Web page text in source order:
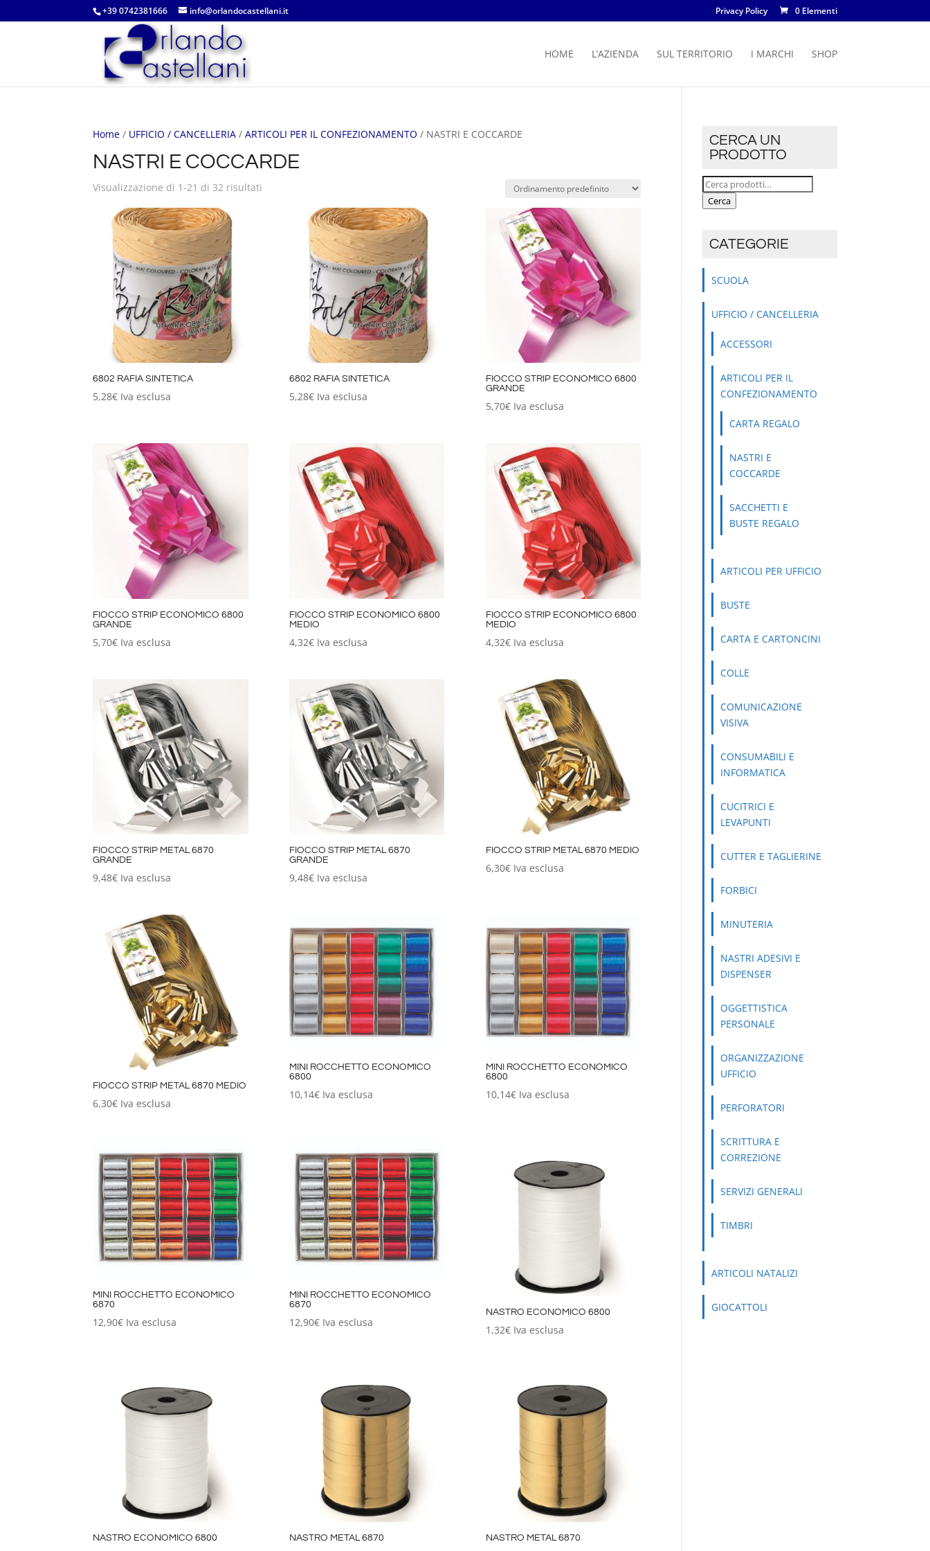
+39 0742381666 info@orlandocastellani.it Privacy Policy 0 Elementi
HOME L’AZIENDA SUL TERRITORIO I MARCHI SHOP
Home / UFFICIO / CANCELLERIA /ARTICOLI PER IL CONFEZIONAMENTO / NASTRI E COCCARDE
NASTRI E COCCARDE
Visualizzazione di 1-21 di 32 risultati
6802 RAFIA SINTETICA
5,28€ Iva esclusa
6802 RAFIA SINTETICA
5,28€ Iva esclusa
FIOCCO STRIP ECONOMICO 6800
GRANDE
5,70€ Iva esclusa
FIOCCO STRIP ECONOMICO 6800
GRANDE
5,70€ Iva esclusa
FIOCCO STRIP ECONOMICO 6800
MEDIO
4,32€ Iva esclusa
FIOCCO STRIP ECONOMICO 6800
MEDIO
4,32€ Iva esclusa
FIOCCO STRIP METAL 6870
GRANDE
9,48€ Iva esclusa
FIOCCO STRIP METAL 6870
GRANDE
9,48€ Iva esclusa
FIOCCO STRIP METAL 6870 MEDIO
6,30€ Iva esclusa
FIOCCO STRIP METAL 6870 MEDIO
6,30€ Iva esclusa
MINI ROCCHETTO ECONOMICO
6800
10,14€ Iva esclusa
MINI ROCCHETTO ECONOMICO
6800
10,14€ Iva esclusa
MINI ROCCHETTO ECONOMICO
6870
12,90€ Iva esclusa
MINI ROCCHETTO ECONOMICO
6870
12,90€ Iva esclusa
NASTRO ECONOMICO 6800
1,32€ Iva esclusa
NASTRO ECONOMICO 6800 NASTRO METAL 6870 NASTRO METAL 6870
CERCA UN
PRODOTTO
Cerca:
Cerca
CATEGORIE
SCUOLA
UFFICIO / CANCELLERIA
ACCESSORI
ARTICOLI PER IL
CONFEZIONAMENTO
CARTA REGALO
NASTRI E
COCCARDE
SACCHETTI E
BUSTE REGALO
ARTICOLI PER UFFICIO
BUSTE
CARTA E CARTONCINI
COLLE
COMUNICAZIONE
VISIVA
CONSUMABILI E
INFORMATICA
CUCITRICI E
LEVAPUNTI
CUTTER E TAGLIERINE
FORBICI
MINUTERIA
NASTRI ADESIVI E
DISPENSER
OGGETTISTICA
PERSONALE
ORGANIZZAZIONE
UFFICIO
PERFORATORI
SCRITTURA E
CORREZIONE
SERVIZI GENERALI
TIMBRI
ARTICOLI NATALIZI
GIOCATTOLI